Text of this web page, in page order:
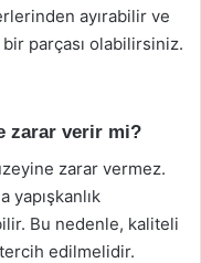
ayırabilir ve
parçası olabilirsiniz.
zarar verir mi?
zarar vermez.
yapışkanlık
Bu nedenle, kaliteli
edilmelidir.